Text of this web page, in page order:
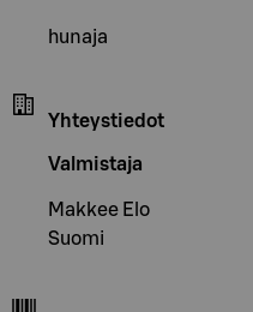
hunaja
Yhteystiedot
Valmistaja
Makkee Elo
Suomi